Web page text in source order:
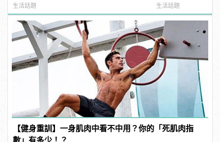
生活話題
樣變型男
生活話題
【健身重訓】一身肌肉中看不中用？你的「死肌肉指